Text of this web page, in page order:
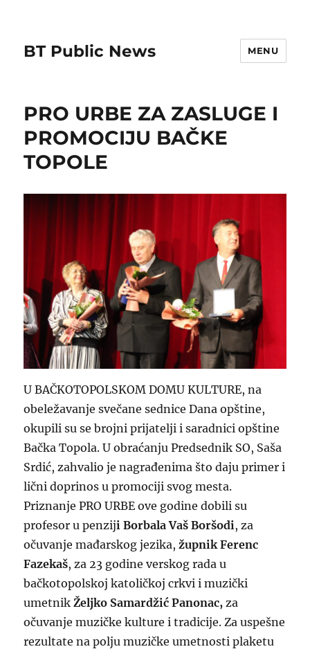
BT Public News MENU
PRO URBE ZA ZASLUGE I
PROMOCIJU BAČKE
TOPOLE
U BAČKOTOPOLSKOM DOMU KULTURE, na
obeležavanje svečane sednice Dana opštine,
okupili su se brojni prijatelji i saradnici opštine
Bačka Topola. U obraćanju Predsednik SO, Saša
Srdić, zahvalio je nagrađenima što daju primer i
lični doprinos u promociji svog mesta.
Priznanje PRO URBE ove godine dobili su
profesor u penziji Borbala Vaš Boršodi , za
očuvanje mađarskog jezika,župnik Ferenc
Fazekaš, za 23 godine verskog rada u
bačkotopolskoj katoličkoj crkvi i muzički
umetnikŽeljko Samardžić Panonac, za
očuvanje muzičke kulture i tradicije. Za uspešne
rezultate na polju muzičke umetnosti plaketu